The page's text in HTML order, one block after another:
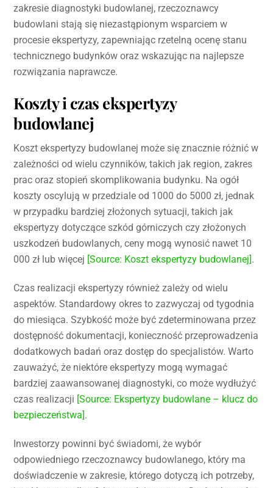
zakresie diagnostyki budowlanej, rzeczoznawcy
budowlani stają się niezastąpionym wsparciem w
procesie ekspertyzy, zapewniając rzetelną ocenę stanu
technicznego budynków oraz wskazując na najlepsze
rozwiązania naprawcze.
Koszty i czas ekspertyzy
budowlanej
Koszt ekspertyzy budowlanej może się znacznie różnić w
zależności od wielu czynników, takich jak region, zakres
prac oraz stopień skomplikowania budynku. Na ogół
koszty oscylują w przedziale od 1000 do 5000 zł, jednak
w przypadku bardziej złożonych sytuacji, takich jak
ekspertyzy dotyczące szkód górniczych czy złożonych
uszkodzeń budowlanych, ceny mogą wynosić nawet 10
000 zł lub więcej [Source: Koszt ekspertyzy budowlanej].
Czas realizacji ekspertyzy również zależy od wielu
aspektów. Standardowy okres to zazwyczaj od tygodnia
do miesiąca. Szybkość może być zdeterminowana przez
dostępność dokumentacji, konieczność przeprowadzenia
dodatkowych badań oraz dostęp do specjalistów. Warto
zauważyć, że niektóre ekspertyzy mogą wymagać
bardziej zaawansowanej diagnostyki, co może wydłużyć
czas realizacji [Source: Ekspertyzy budowlane – klucz do
bezpieczeństwa].
Inwestorzy powinni być świadomi, że wybór
odpowiedniego rzeczoznawcy budowlanego, który ma
doświadczenie w zakresie, którego dotyczą ich potrzeby,